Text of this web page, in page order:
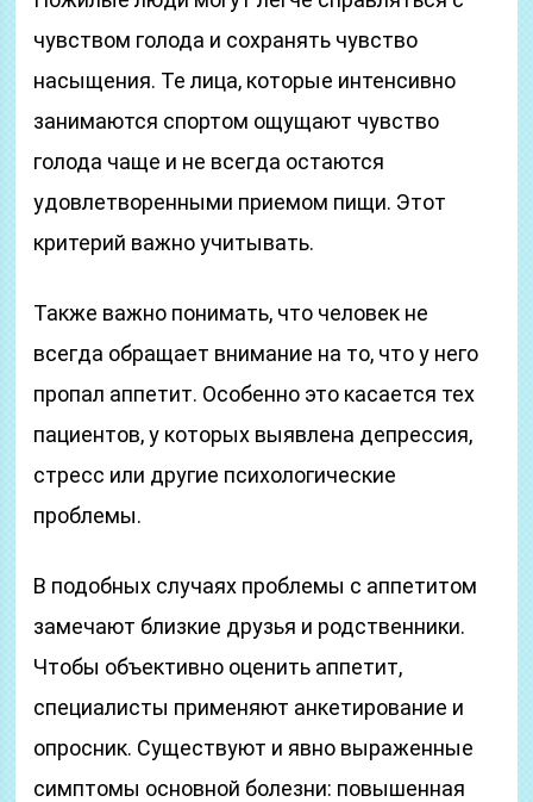
чувством голода и сохранять чувство
насыщения. Те лица, которые интенсивно
занимаются спортом ощущают чувство
голода чаще и не всегда остаются
удовлетворенными приемом пищи. Этот
критерий важно учитывать.
Также важно понимать, что человек не
всегда обращает внимание на то, что у него
пропал аппетит. Особенно это касается тех
пациентов, у которых выявлена депрессия,
стресс или другие психологические
проблемы.
В подобных случаях проблемы с аппетитом
замечают близкие друзья и родственники.
Чтобы объективно оценить аппетит,
специалисты применяют анкетирование и
опросник. Существуют и явно выраженные
симптомы основной болезни: повышенная